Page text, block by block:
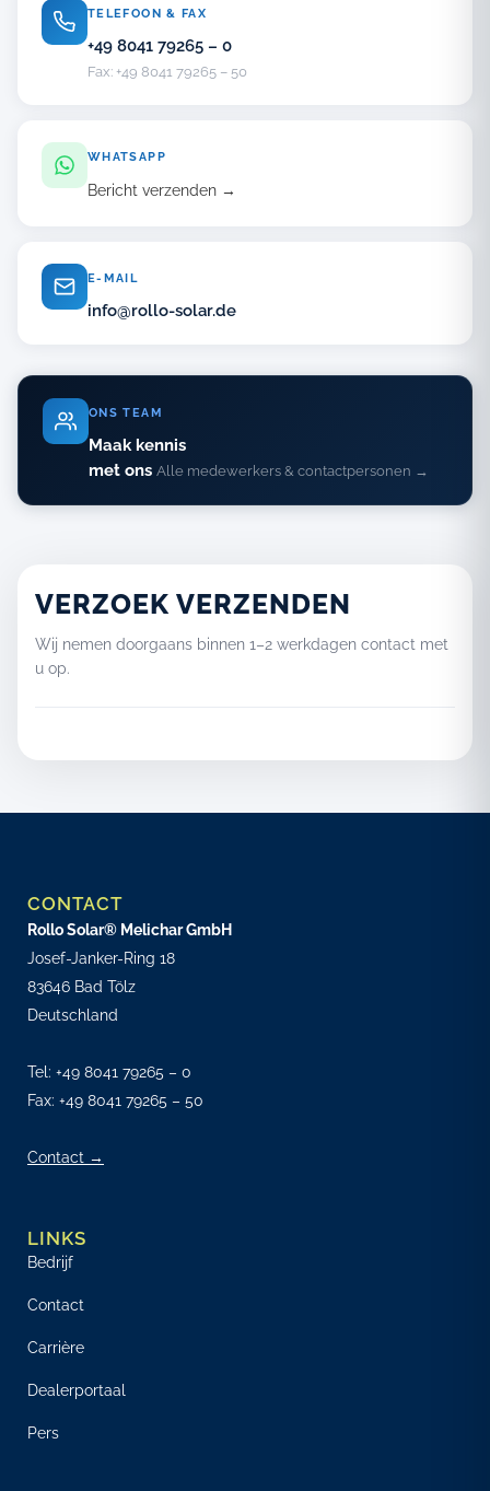
TELEFOON & FAX
+49 8041 79265 – 0
Fax: +49 8041 79265 – 50
WHATSAPP
Bericht verzenden →
E-MAIL
info@rollo-solar.de
ONS TEAM
Maak kennis
met ons Alle medewerkers & contactpersonen →
VERZOEK VERZENDEN
Wij nemen doorgaans binnen 1–2 werkdagen contact met
u op.
CONTACT
Rollo Solar® Melichar GmbH
Josef-Janker-Ring 18
83646 Bad Tölz
Deutschland
Tel: +49 8041 79265 – 0
Fax: +49 8041 79265 – 50
Contact →
LINKS
Bedrijf
Contact
Carrière
Dealerportaal
Pers